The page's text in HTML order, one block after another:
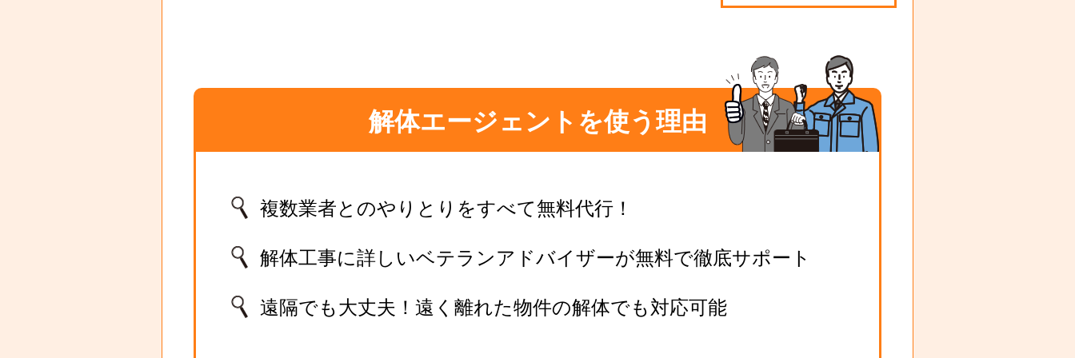
解体エージェントを使う理由
複数業者とのやりとりをすべて無料代行！
解体工事に詳しいベテランアドバイザーが無料で徹底サポート
遠隔でも大丈夫！遠く離れた物件の解体でも対応可能